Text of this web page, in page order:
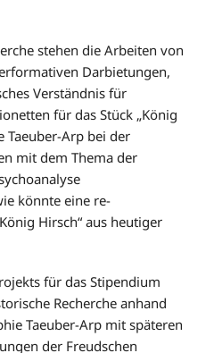
stehen die Arbeiten von
Darbietungen,
Verständnis für
für das Stück „König
Taeuber‐Arp bei der
mit dem Thema der
könnte eine re-
Hirsch“ aus heutiger
für das Stipendium
Recherche anhand
Taeuber‐Arp mit späteren
der Freudschen